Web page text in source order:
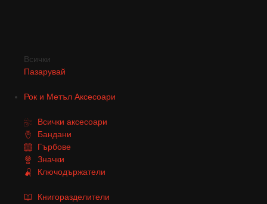
Всички
Пазарувай
Рок и Метъл Аксесоари
Всички аксесоари
Бандани
Гърбове
Значки
Ключодържатели
Книгоразделители